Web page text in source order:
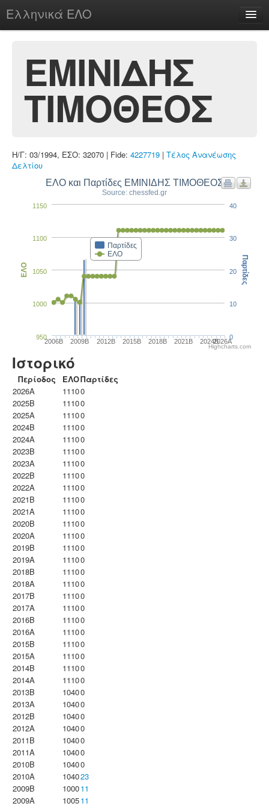
Ελληνικά ΕΛΟ
chesstu.be @ discord
Login
ΕΜΙΝΙΔΗΣ
ΤΙΜΟΘΕΟΣ
Η/Γ: 03/1994, ΕΣΟ: 32070 | Fide: 4227719 | Τέλος Ανανέωσης
Δελτίου
ΕΛΟ και Παρτίδες ΕΜΙΝΙΔΗΣ ΤΙΜΟΘΕΟΣ
Source: chessfed.gr
Παρτίδες
ΕΛΟ
2006B 2009B 2012B 2015B 2018B 2021B 2024B2026A
1000
1050
1100
950
1150
ΕΛΟ
0
10
20
30
40
Παρτίδες
Highcharts.com
Ιστορικό
Περίοδος ΕΛΟΠαρτίδες
2026A
11100
2025B
11100
2025A
11100
2024B
11100
2024A
11100
2023B
11100
2023Α
11100
2022B
11100
2022A
11100
2021B
11100
2021A
11100
2020B
11100
2020A
11100
2019B
11100
2019A
11100
2018B
11100
2018A
11100
2017B
11100
2017A
11100
2016B
11100
2016A
11100
2015B
11100
2015A
11100
2014B
11100
2014A
11100
2013B
10400
2013A
10400
2012B
10400
2012A
10400
2011B
10400
2011A
10400
2010B
10400
2010A
104023
2009B
100011
2009A
100511